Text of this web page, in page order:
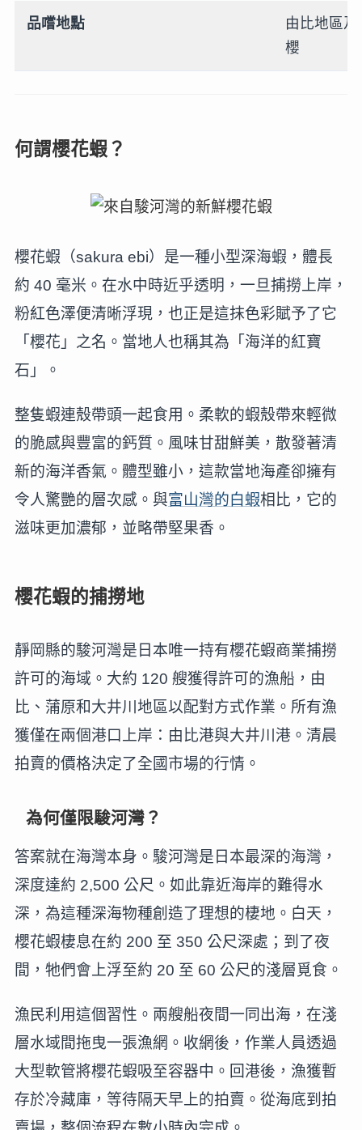
品嚐地點
由比地區
櫻
何謂櫻花蝦？
櫻花蝦（sakura ebi）是一種小型深海蝦，體長
約 40 毫米。在水中時近乎透明，一旦捕撈上岸，
粉紅色澤便清晰浮現，也正是這抹色彩賦予了它
「櫻花」之名。當地人也稱其為「海洋的紅寶
石」。
整隻蝦連殼帶頭一起食用。柔軟的蝦殼帶來輕微
的脆感與豐富的鈣質。風味甘甜鮮美，散發著清
新的海洋香氣。體型雖小，這款當地海產卻擁有
令人驚艷的層次感。與富山灣的白蝦相比，它的
滋味更加濃郁，並略帶堅果香。
櫻花蝦的捕撈地
靜岡縣的駿河灣是日本唯一持有櫻花蝦商業捕撈
許可的海域。大約 120 艘獲得許可的漁船，由
比、蒲原和大井川地區以配對方式作業。所有漁
獲僅在兩個港口上岸：由比港與大井川港。清晨
拍賣的價格決定了全國市場的行情。
為何僅限駿河灣？
答案就在海灣本身。駿河灣是日本最深的海灣，
深度達約 2,500 公尺。如此靠近海岸的難得水
深，為這種深海物種創造了理想的棲地。白天，
櫻花蝦棲息在約 200 至 350 公尺深處；到了夜
間，牠們會上浮至約 20 至 60 公尺的淺層覓食。
漁民利用這個習性。兩艘船夜間一同出海，在淺
層水域間拖曳一張漁網。收網後，作業人員透過
大型軟管將櫻花蝦吸至容器中。回港後，漁獲暫
存於冷藏庫，等待隔天早上的拍賣。從海底到拍